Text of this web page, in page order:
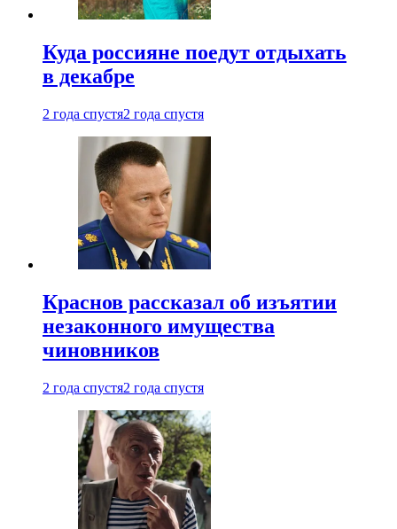
Куда россияне поедут отдыхать
в декабре
2 года спустя2 года спустя
Краснов рассказал об изъятии
незаконного имущества
чиновников
2 года спустя2 года спустя